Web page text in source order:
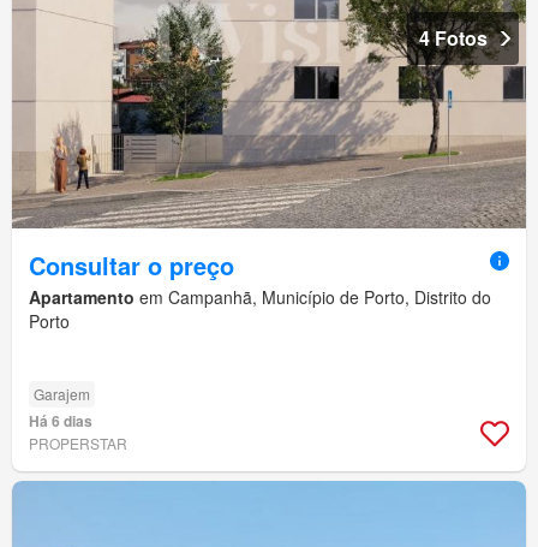
4 Fotos
Consultar o preço
Apartamento em Campanhã, Município de Porto, Distrito do
Porto
Garajem
Há 6 dias
PROPERSTAR